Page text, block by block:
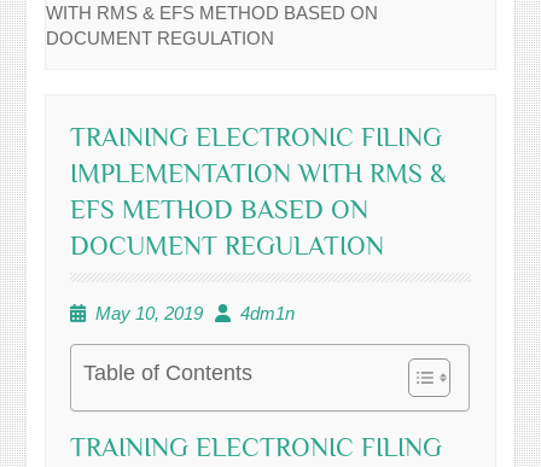
WITH RMS & EFS METHOD BASED ON
DOCUMENT REGULATION
TRAINING ELECTRONIC FILING
IMPLEMENTATION WITH RMS &
EFS METHOD BASED ON
DOCUMENT REGULATION
May 10, 2019 4dm1n
Table of Contents
TRAINING ELECTRONIC FILING